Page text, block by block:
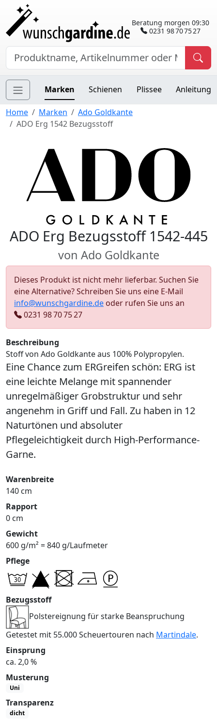
Beratung morgen 09:30
0231 98 70 75 27
Marken Schienen Plissee Anleitung
Home Marken
Ado Goldkante
ADO Erg 1542 Bezugsstoff
ADO Erg Bezugsstoff 1542-445
von Ado Goldkante
Dieses Produkt ist nicht mehr lieferbar. Suchen Sie
eine Alternative? Schreiben Sie uns eine E-Mail
info@wunschgardine.de oder rufen Sie uns an
0231 98 70 75 27
Beschreibung
Stoff von Ado Goldkante aus 100% Polypropylen.
Eine Chance zum ERGreifen schön: ERG ist
eine leichte Melange mit spannender
unregelmäßiger Grobstruktur und sehr
angenehm in Griff und Fall. Zu haben in 12
Naturtönen und absoluter
Pflegeleichtigkeit durch High-Performance-
Garne.
Warenbreite
140 cm
Rapport
0 cm
Gewicht
600 g/m² = 840 g/Laufmeter
Pflege
Bezugsstoff
Polstereignung für starke Beanspruchung
Getestet mit 55.000 Scheuertouren nach Martindale.
Einsprung
ca. 2,0 %
Musterung
Uni
Transparenz
dicht